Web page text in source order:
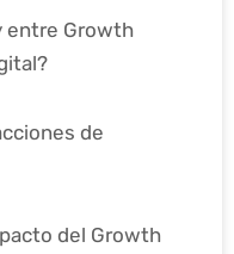
entre Growth
de
del Growth